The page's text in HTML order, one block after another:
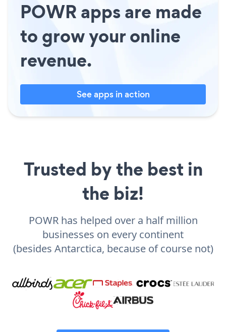
POWR apps are made
to grow your online
revenue.
See apps in action
Trusted by the best in
the biz!
POWR has helped over a half million
businesses on every continent
(besides Antarctica, because of course not)